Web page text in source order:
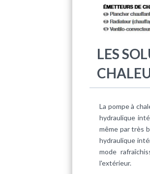
LES
La pompe à
hydraulique
même par très
hydraulique
mode
l'extérieur.